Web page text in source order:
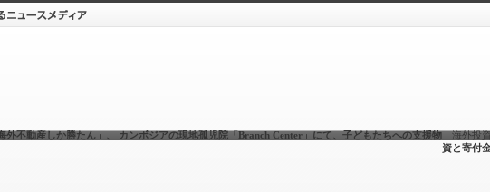
海外投資
外不動産しか勝たん」、 カンボジアの現地孤児院「Branch Center」にて、子どもたちへの支援物
資と寄付